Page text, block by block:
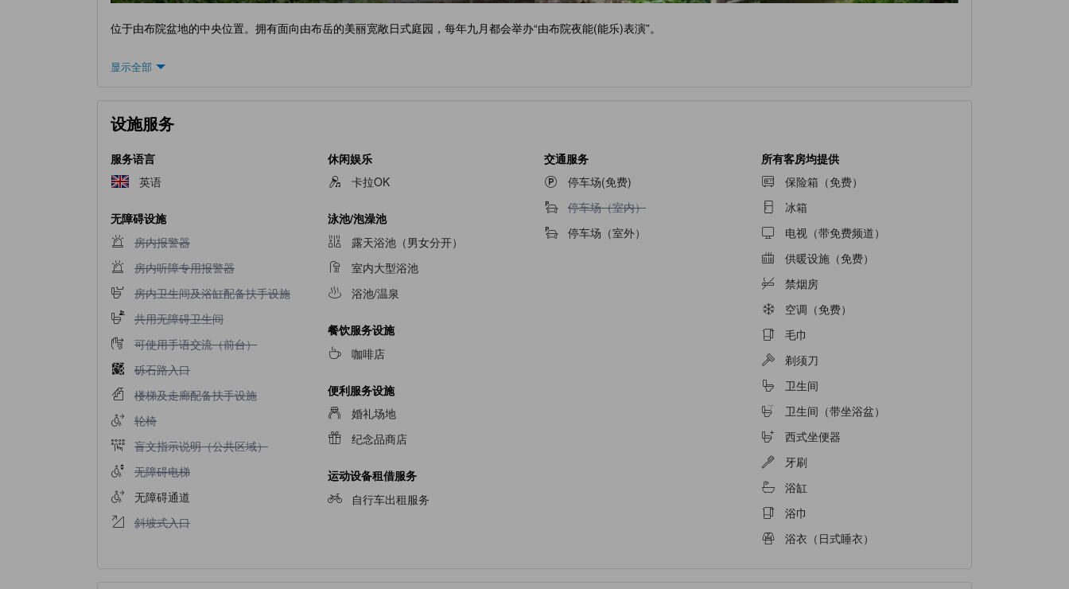
位于由布院盆地的中央位置。拥有面向由布岳的美丽宽敞日式庭园，每年九月都会举办“由布院夜能(能乐)表演”。
显示全部
设施服务
服务语言
英语
无障碍设施
不提供房内报警器
房内报警器
不提供房内听障专用报警器
房内听障专用报警器
不提供房内卫生间及浴缸配备扶手设施
房内卫生间及浴缸配备扶手设施
不提供共用无障碍卫生间
共用无障碍卫生间
不提供可使用手语交流（前台）
可使用手语交流（前台）
不提供砾石路入口
砾石路入口
不提供楼梯及走廊配备扶手设施
楼梯及走廊配备扶手设施
不提供轮椅
轮椅
不提供盲文指示说明（公共区域）
盲文指示说明（公共区域）
不提供无障碍电梯
无障碍电梯
无障碍通道
不提供斜坡式入口
斜坡式入口
休闲娱乐
卡拉OK
泳池/泡澡池
露天浴池（男女分开）
室内大型浴池
浴池/温泉
餐饮服务设施
咖啡店
便利服务设施
婚礼场地
纪念品商店
运动设备租借服务
自行车出租服务
交通服务
停车场(免费)
不提供停车场（室内）
停车场（室内）
停车场（室外）
所有客房均提供
保险箱（免费）
冰箱
电视（带免费频道）
供暖设施（免费）
禁烟房
空调（免费）
毛巾
剃须刀
卫生间
卫生间（带坐浴盆）
西式坐便器
牙刷
浴缸
浴巾
浴衣（日式睡衣）